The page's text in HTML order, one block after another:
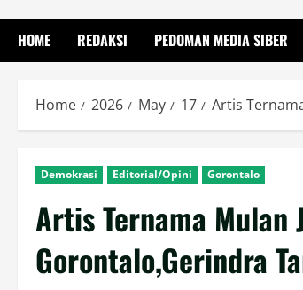
HOME REDAKSI PEDOMAN MEDIA SIBER
Home 2026 May 17 Artis
Demokrasi Editorial/Opini Gorontalo
Artis Ternama Mulan
Gorontalo,Gerindra